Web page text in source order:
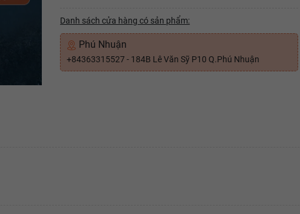
Danh sách cửa hàng có sản phẩm:
Phú Nhuận
+84363315527 - 184B Lê Văn Sỹ P10 Q.Phú Nhuận